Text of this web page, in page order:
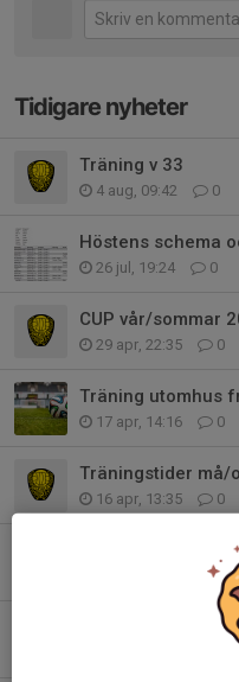
Tidigare nyheter
Träning v 33
4 aug, 09:42 0
Höstens schema
26 jul, 19:24 0
CUP vår/sommar
29 apr, 22:35 0
Träning utomhus
17 apr, 14:16 0
Träningstider må/
16 apr, 13:35 0
Premiär utomhus
0
Upptakt inför ny